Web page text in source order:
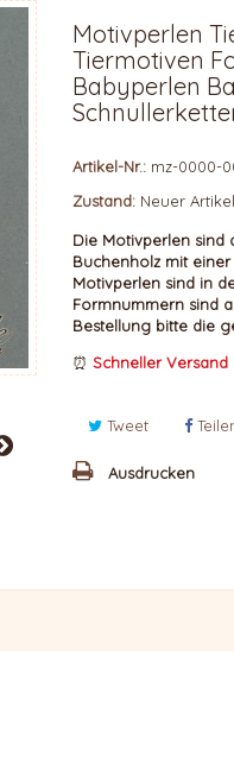
Motivperlen
Tiermotiven
Babyperlen
Artikel-Nr.: mz-0000-
Zustand: Neuer Artikel
Die Motivperlen sind
Buchenholz mit
Motivperlen sind in
Formnummern sind
Bestellung bitte die
⏰ Schneller Versand
Tweet
Ausdrucken